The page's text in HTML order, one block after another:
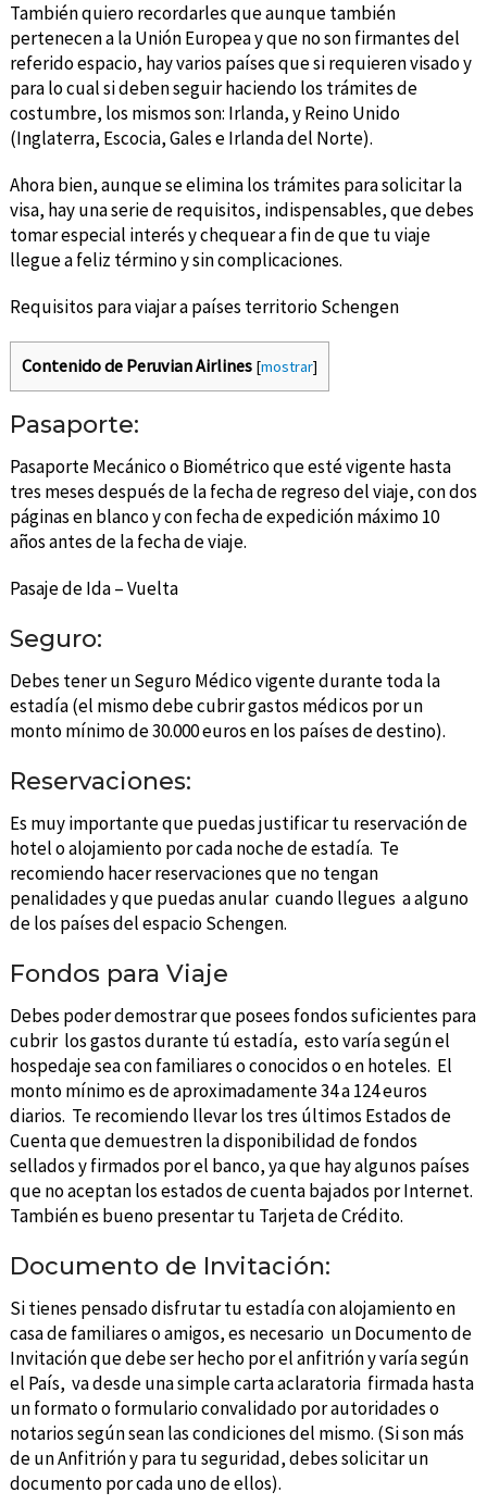
También quiero recordarles que aunque también
pertenecen a la Unión Europea y que no son firmantes del
referido espacio, hay varios países que si requieren visado y
para lo cual si deben seguir haciendo los trámites de
costumbre, los mismos son: Irlanda, y Reino Unido
(Inglaterra, Escocia, Gales e Irlanda del Norte).
Ahora bien, aunque se elimina los trámites para solicitar la
visa, hay una serie de requisitos, indispensables, que debes
tomar especial interés y chequear a fin de que tu viaje
llegue a feliz término y sin complicaciones.
Requisitos para viajar a países territorio Schengen
Contenido de Peruvian Airlines [mostrar]
Pasaporte:
Pasaporte Mecánico o Biométrico que esté vigente hasta
tres meses después de la fecha de regreso del viaje, con dos
páginas en blanco y con fecha de expedición máximo 10
años antes de la fecha de viaje.
Pasaje de Ida – Vuelta
Seguro:
Debes tener un Seguro Médico vigente durante toda la
estadía (el mismo debe cubrir gastos médicos por un
monto mínimo de 30.000 euros en los países de destino).
Reservaciones:
Es muy importante que puedas justificar tu reservación de
hotel o alojamiento por cada noche de estadía. Te
recomiendo hacer reservaciones que no tengan
penalidades y que puedas anular cuando llegues a alguno
de los países del espacio Schengen.
Fondos para Viaje
Debes poder demostrar que posees fondos suficientes para
cubrir los gastos durante tú estadía, esto varía según el
hospedaje sea con familiares o conocidos o en hoteles. El
monto mínimo es de aproximadamente 34 a 124 euros
diarios. Te recomiendo llevar los tres últimos Estados de
Cuenta que demuestren la disponibilidad de fondos
sellados y firmados por el banco, ya que hay algunos países
que no aceptan los estados de cuenta bajados por Internet.
También es bueno presentar tu Tarjeta de Crédito.
Documento de Invitación:
Si tienes pensado disfrutar tu estadía con alojamiento en
casa de familiares o amigos, es necesario un Documento de
Invitación que debe ser hecho por el anfitrión y varía según
el País, va desde una simple carta aclaratoria firmada hasta
un formato o formulario convalidado por autoridades o
notarios según sean las condiciones del mismo. (Si son más
de un Anfitrión y para tu seguridad, debes solicitar un
documento por cada uno de ellos).